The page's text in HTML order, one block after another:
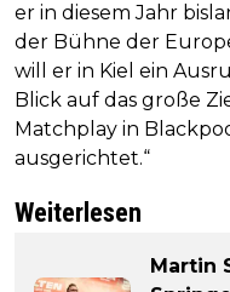
er in diesem Jahr
der Bühne der
will er in Kiel ein
Blick auf das große
Matchplay in
ausgerichtet.“
Weiterlesen
Martin